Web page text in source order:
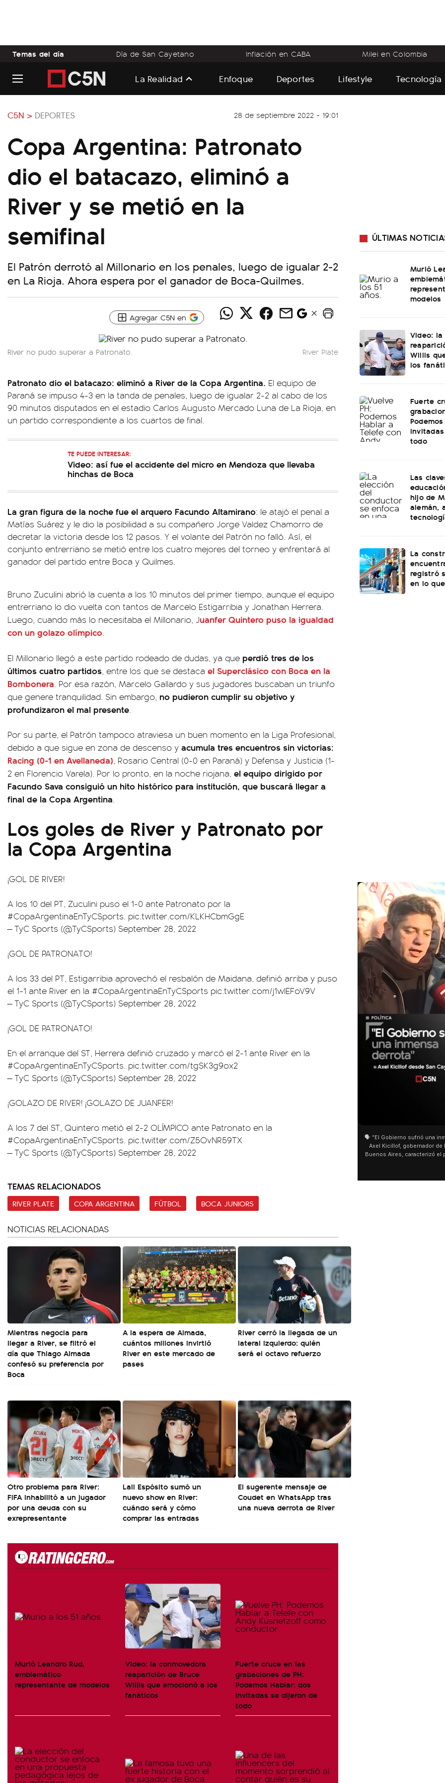
Temas del día Día de San Cayetano Inflación en CABA Milei en Colombia
La Realidad Enfoque Deportes Lifestyle Tecnología
C5N > DEPORTES 28 de septiembre 2022 - 19:01
Copa Argentina: Patronato
dio el batacazo, eliminó a
River y se metió en la
semifinal
El Patrón derrotó al Millonario en los penales, luego de igualar 2-2
en La Rioja. Ahora espera por el ganador de Boca-Quilmes.
Agregar C5N en
River no pudo superar a Patronato. River Plate
Patronato dio el batacazo: eliminó a River de la Copa Argentina. El equipo de
Paraná se impuso 4-3 en la tanda de penales, luego de igualar 2-2 al cabo de los
90 minutos disputados en el estadio Carlos Augusto Mercado Luna de La Rioja, en
un partido correspondiente a los cuartos de final.
TE PUEDE INTERESAR:
Video: así fue el accidente del micro en Mendoza que llevaba
hinchas de Boca
La gran figura de la noche fue el arquero Facundo Altamirano: le atajó el penal a
Matías Suárez y le dio la posibilidad a su compañero Jorge Valdez Chamorro de
decretar la victoria desde los 12 pasos. Y el volante del Patrón no falló. Así, el
conjunto entrerriano se metió entre los cuatro mejores del torneo y enfrentará al
ganador del partido entre Boca y Quilmes.
Bruno Zuculini abrió la cuenta a los 10 minutos del primer tiempo, aunque el equipo
entrerriano lo dio vuelta con tantos de Marcelo Estigarribia y Jonathan Herrera.
Luego, cuando más lo necesitaba el Millonario, Juanfer Quintero puso la igualdad
con un golazo olímpico.
El Millonario llegó a este partido rodeado de dudas, ya que perdió tres de los
últimos cuatro partidos, entre los que se destaca el Superclásico con Boca en la
Bombonera. Por esa razón, Marcelo Gallardo y sus jugadores buscaban un triunfo
que genere tranquilidad. Sin embargo, no pudieron cumplir su objetivo y
profundizaron el mal presente.
Por su parte, el Patrón tampoco atraviesa un buen momento en la Liga Profesional,
debido a que sigue en zona de descenso y acumula tres encuentros sin victorias:
Racing (0-1 en Avellaneda), Rosario Central (0-0 en Paraná) y Defensa y Justicia (1-
2 en Florencio Varela). Por lo pronto, en la noche riojana, el equipo dirigido por
Facundo Sava consiguió un hito histórico para institución, que buscará llegar a
final de la Copa Argentina.
Los goles de River y Patronato por
la Copa Argentina
¡GOL DE RIVER!
A los 10 del PT, Zuculini puso el 1-0 ante Patronato por la
#CopaArgentinaEnTyCSports. pic.twitter.com/KLKHCbmGgE
— TyC Sports (@TyCSports) September 28, 2022
¡GOL DE PATRONATO!
A los 33 del PT, Estigarribia aprovechó el resbalón de Maidana, definió arriba y puso
el 1-1 ante River en la #CopaArgentinaEnTyCSports pic.twitter.com/j1wlEFoV9V
— TyC Sports (@TyCSports) September 28, 2022
¡GOL DE PATRONATO!
En el arranque del ST, Herrera definió cruzado y marcó el 2-1 ante River en la
#CopaArgentinaEnTyCSports. pic.twitter.com/tgSK3g9ox2
— TyC Sports (@TyCSports) September 28, 2022
¡GOLAZO DE RIVER! ¡GOLAZO DE JUANFER!
A los 7 del ST, Quintero metió el 2-2 OLÍMPICO ante Patronato en la
#CopaArgentinaEnTyCSports. pic.twitter.com/Z5OvNR59TX
— TyC Sports (@TyCSports) September 28, 2022
TEMAS RELACIONADOS
RIVER PLATE COPA ARGENTINA FÚTBOL BOCA JUNIORS
NOTICIAS RELACIONADAS
Mientras negocia para
llegar a River, se filtró el
día que Thiago Almada
confesó su preferencia por
Boca
A la espera de Almada,
cuántos millones invirtió
River en este mercado de
pases
River cerró la llegada de un
lateral izquierdo: quién
será el octavo refuerzo
Otro problema para River:
FIFA inhabilitó a un jugador
por una deuda con su
exrepresentante
Lali Espósito sumó un
nuevo show en River:
cuándo será y cómo
comprar las entradas
El sugerente mensaje de
Coudet en WhatsApp tras
una nueva derrota de River
Murió Leandro Rud,
emblemático
representante de modelos
Video: la conmovedora
reaparición de Bruce
Willis que emocionó a los
fanáticos
Fuerte cruce en las
grabaciones de PH:
Podemos Hablar: dos
invitadas se dijeron de
todo
ÚLTIMAS
Murió
modelos
Video: la
Willis
los
Fuerte
todo
Las
hijo de
alemán,
La
registró
en lo
🗣️ "El Gobierno sufrió una inmensa derrota" 🎙️
Cayetano, donde también advirtió que "la
sociedad no solo sufre porque no llega sino
San Cayetano: Jorge
miles de peregrinos en
de Buenos Aires destacó
agua y soportó las bajas
últimos días: "Son